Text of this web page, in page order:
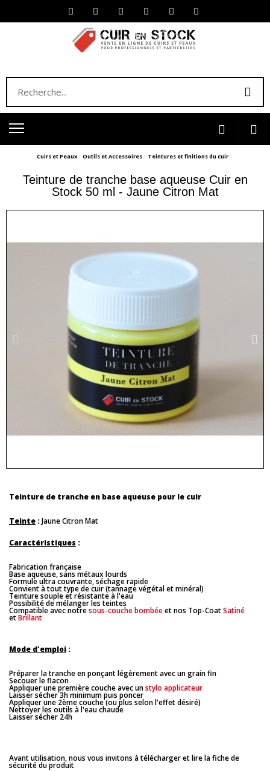
Cuirs et Peaux Outils et Accessoires Teintures et finitions du cuir
Teinture de tranche base aqueuse Cuir en
Stock 50 ml - Jaune Citron Mat
Teinture de tranche en base aqueuse pour le cuir
Teinte :Jaune Citron Mat
Caractéristiques :
Fabrication française
Base aqueuse, sans métaux lourds
Formule ultra couvrante, séchage rapide
Convient à tout type de cuir (tannage végétal et minéral)
Teinture souple et résistante à l'eau
Possibilité de mélanger les teintes
Compatible avec notresous-couche bombéeet nos Top-CoatSatiné
etBrillant
Mode d'emploi :
Préparer la tranche en ponçant légèrement avec un grain fin
Secouer le flacon
Appliquer une première couche avec unstylo applicateur
Laisser sécher 3h minimum puis poncer
Appliquer une 2ème couche (ou plus selon l'effet désiré)
Nettoyer les outils à l'eau chaude
Laisser sécher 24h
Avant utilisation, nous vous invitons à télécharger et lire la fiche de
sécurité du produit